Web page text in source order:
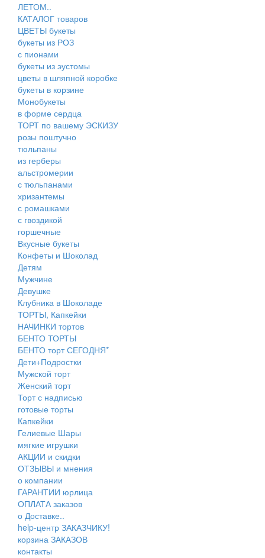
ЛЕТОМ..
КАТАЛОГ товаров
ЦВЕТЫ букеты
букеты из РОЗ
с пионами
букеты из эустомы
цветы в шляпной коробке
букеты в корзине
Монобукеты
в форме сердца
ТОРТ по вашему ЭСКИЗУ
розы поштучно
тюльпаны
из герберы
альстромерии
с тюльпанами
хризантемы
с ромашками
с гвоздикой
горшечные
Вкусные букеты
Конфеты и Шоколад
Детям
Мужчине
Девушке
Клубника в Шоколаде
ТОРТЫ, Капкейки
НАЧИНКИ тортов
БЕНТО ТОРТЫ
БЕНТО торт СЕГОДНЯ*
Дети+Подростки
Мужской торт
Женский торт
Торт с надписью
готовые торты
Капкейки
Гелиевые Шары
мягкие игрушки
АКЦИИ и скидки
ОТЗЫВЫ и мнения
о компании
ГАРАНТИИ юрлица
ОПЛАТА заказов
о Доставке..
help-центр ЗАКАЗЧИКУ!
корзина ЗАКАЗОВ
контакты